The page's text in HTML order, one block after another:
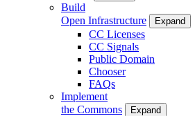
Build
Open Infrastructure
Expand
CC Licenses
CC Signals
Public Domain
Chooser
FAQs
Implement
the Commons
Expand